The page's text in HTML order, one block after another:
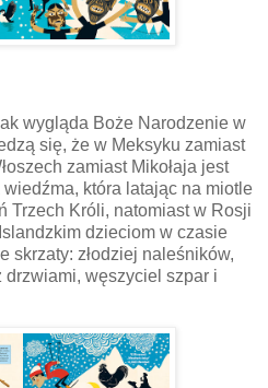
wygląda Boże Narodzenie w
się, że w Meksyku zamiast
zamiast Mikołaja jest
która latając na miotle
Trzech Króli, natomiast w Rosji
Islandzkim dzieciom w czasie
skrzaty: złodziej naleśników,
drzwiami, węszyciel szpar i